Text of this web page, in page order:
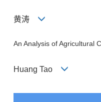
黄涛
An Analysis of Agricultural
Huang Tao